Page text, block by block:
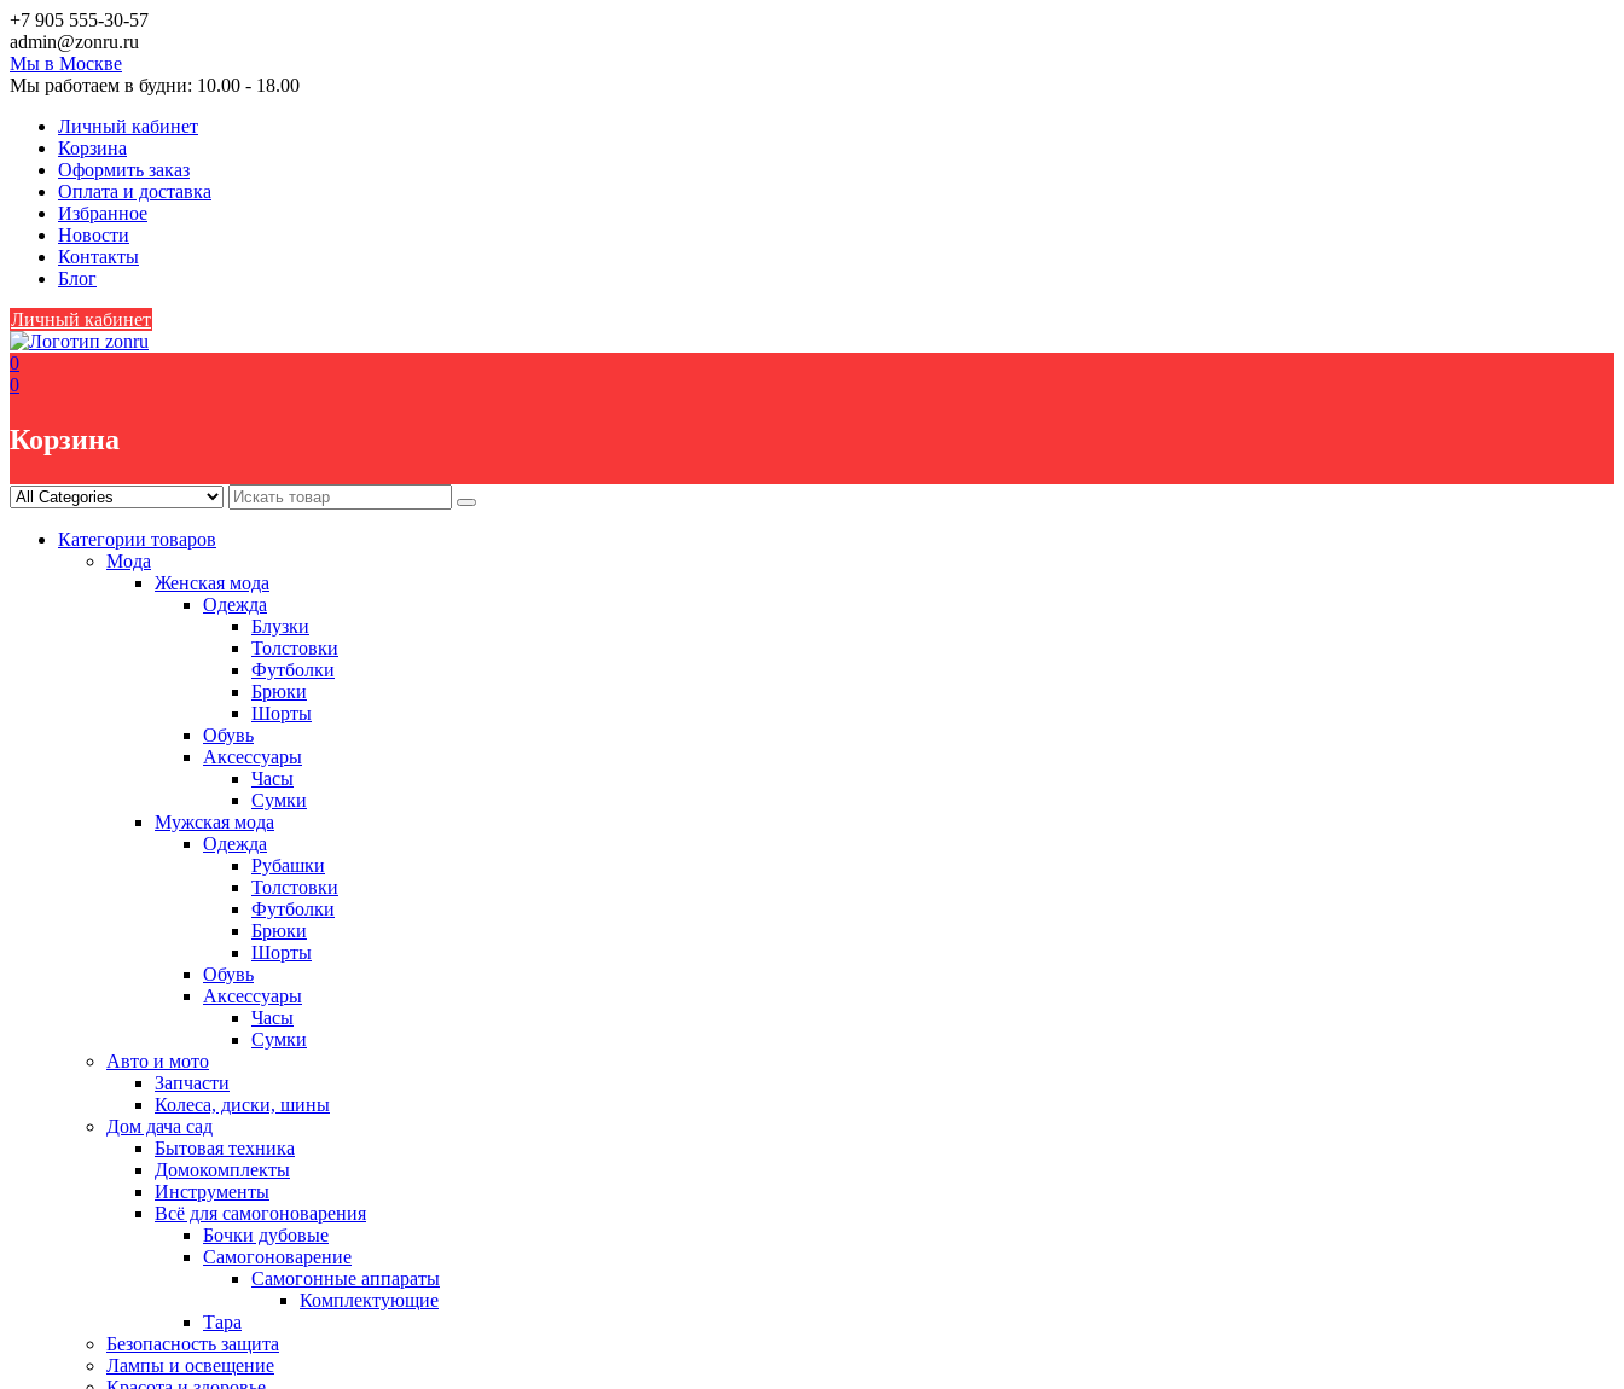
Skip
to
content
+7 905 555-30-57
аdmin@zоnru.ru
Мы в Москве
Мы работаем в будни: 10.00 - 18.00
Личный кабинет
Корзина
Оформить заказ
Оплата и доставка
Избранное
Новости
Контакты
Блог
Личный кабинет
0
0
Корзина
Категории товаров
Мода
Женская мода
Одежда
Блузки
Толстовки
Футболки
Брюки
Шорты
Обувь
Аксессуары
Часы
Сумки
Мужская мода
Одежда
Рубашки
Толстовки
Футболки
Брюки
Шорты
Обувь
Аксессуары
Часы
Сумки
Авто и мото
Запчасти
Колеса, диски, шины
Дом дача сад
Бытовая техника
Домокомплекты
Инструменты
Всё для самогоноварения
Бочки дубовые
Самогоноварение
Самогонные аппараты
Комплектующие
Тара
Безопасность защита
Лампы и освещение